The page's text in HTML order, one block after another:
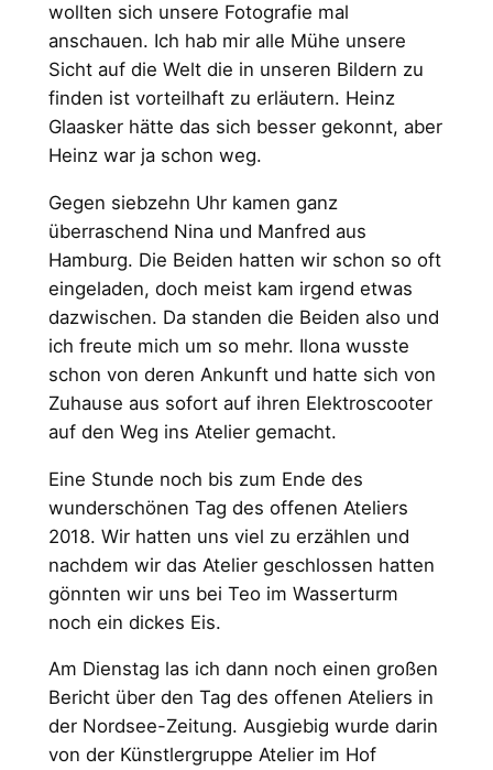
wollten sich unsere Fotografie mal
anschauen. Ich hab mir alle Mühe unsere
Sicht auf die Welt die in unseren Bildern zu
finden ist vorteilhaft zu erläutern. Heinz
Glaasker hätte das sich besser gekonnt, aber
Heinz war ja schon weg.
Gegen siebzehn Uhr kamen ganz
überraschend Nina und Manfred aus
Hamburg. Die Beiden hatten wir schon so oft
eingeladen, doch meist kam irgend etwas
dazwischen. Da standen die Beiden also und
ich freute mich um so mehr. Ilona wusste
schon von deren Ankunft und hatte sich von
Zuhause aus sofort auf ihren Elektroscooter
auf den Weg ins Atelier gemacht.
Eine Stunde noch bis zum Ende des
wunderschönen Tag des offenen Ateliers
2018. Wir hatten uns viel zu erzählen und
nachdem wir das Atelier geschlossen hatten
gönnten wir uns bei Teo im Wasserturm
noch ein dickes Eis.
Am Dienstag las ich dann noch einen großen
Bericht über den Tag des offenen Ateliers in
der Nordsee-Zeitung. Ausgiebig wurde darin
von der Künstlergruppe Atelier im Hof